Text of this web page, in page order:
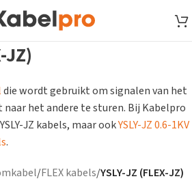
JZ)
die wordt gebruikt om signalen van het
het andere te sturen. Bij Kabelpro
JZ kabels, maar ookYSLY-JZ 0.6-1KV
.
/FLEX kabels/YSLY-JZ (FLEX-JZ)